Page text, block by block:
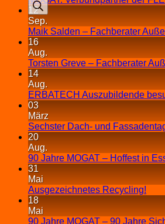
12
Sep.
Maik Salden – Fachberater
16
Aug.
Torsten Greve – Fachberater
14
Aug.
ERBATECH Auszubildende
03
März
Sechster Dach- und
20
Aug.
90 Jahre MOGAT – Hoffest in
31
Mai
Ausgezeichnetes Recycling!
18
Mai
90 Jahre MOGAT – 90 Jahre